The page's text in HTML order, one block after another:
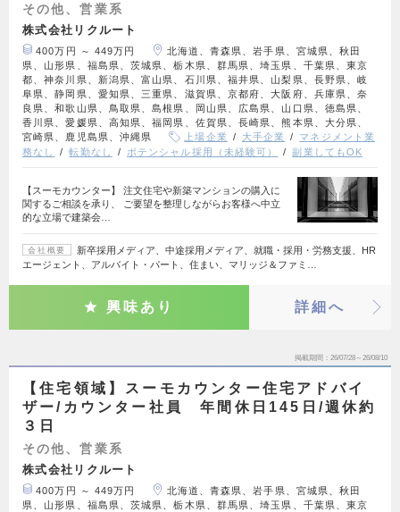
その他、営業系
株式会社リクルート
400万円 ～ 449万円
北海道、青森県、岩手県、宮城県、秋田
県、山形県、福島県、茨城県、栃木県、群馬県、埼玉県、千葉県、東京
都、神奈川県、新潟県、富山県、石川県、福井県、山梨県、長野県、岐
阜県、静岡県、愛知県、三重県、滋賀県、京都府、大阪府、兵庫県、奈
良県、和歌山県、鳥取県、島根県、岡山県、広島県、山口県、徳島県、
香川県、愛媛県、高知県、福岡県、佐賀県、長崎県、熊本県、大分県、
宮崎県、鹿児島県、沖縄県
上場企業 大手企業
マネジメント業
務なし
転勤なし ポテンシャル採用（未経験可） 副業してもOK
【スーモカウンター】 注文住宅や新築マンションの購入に
関するご相談を承り、 ご要望を整理しながらお客様へ中立
的な立場で建築会…
会社概要
新卒採用メディア、中途採用メディア、就職・採用・労務支援、HR
エージェント、アルバイト・パート、住まい、マリッジ＆ファミ…
興味あり 詳細へ
掲載期間 26/07/28～26/08/10
【住宅領域】スーモカウンター住宅アドバイ
ザー/カウンター社員 年間休日145日/週休約
３日
その他、営業系
株式会社リクルート
400万円 ～ 449万円
北海道、青森県、岩手県、宮城県、秋田
県、山形県、福島県、茨城県、栃木県、群馬県、埼玉県、千葉県、東京